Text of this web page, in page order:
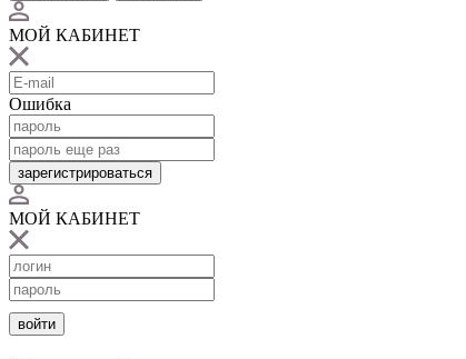
МОЙ КАБИНЕТ
Ошибка
зарегистрироваться
МОЙ КАБИНЕТ
войти